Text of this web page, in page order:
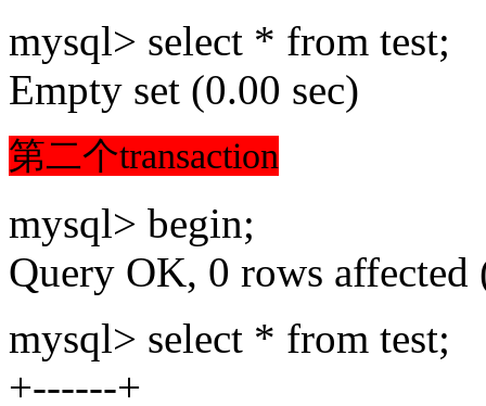
mysql> select * from test;
Empty set (0.00 sec)
第二个transaction
mysql> begin;
Query OK, 0 rows affected
mysql> select * from test;
+------+